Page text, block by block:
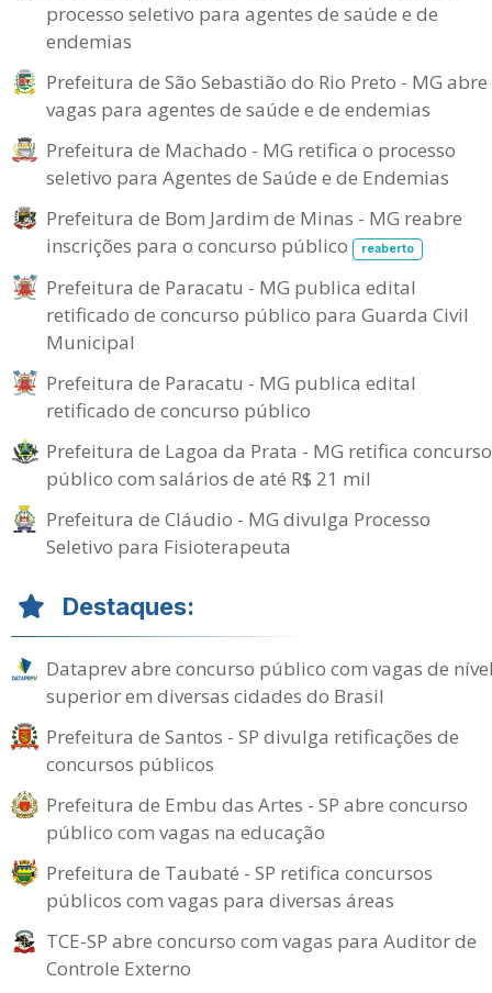
processo seletivo para agentes de saúde e de
endemias
Prefeitura de São Sebastião do Rio Preto - MG abre
vagas para agentes de saúde e de endemias
Prefeitura de Machado - MG retifica o processo
seletivo para Agentes de Saúde e de Endemias
Prefeitura de Bom Jardim de Minas - MG reabre
inscrições para o concurso público
reaberto
Prefeitura de Paracatu - MG publica edital
retificado de concurso público para Guarda Civil
Municipal
Prefeitura de Paracatu - MG publica edital
retificado de concurso público
Prefeitura de Lagoa da Prata - MG retifica concurso
público com salários de até R$ 21 mil
Prefeitura de Cláudio - MG divulga Processo
Seletivo para Fisioterapeuta
Destaques:
Dataprev abre concurso público com vagas de
superior em diversas cidades do Brasil
Prefeitura de Santos - SP divulga retificações de
concursos públicos
Prefeitura de Embu das Artes - SP abre concurso
público com vagas na educação
Prefeitura de Taubaté - SP retifica concursos
públicos com vagas para diversas áreas
TCE-SP abre concurso com vagas para Auditor de
Controle Externo